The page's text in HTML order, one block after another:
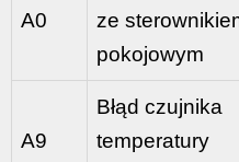
A0
ze
pokojowym
A9
Błąd czujnika
temperatury